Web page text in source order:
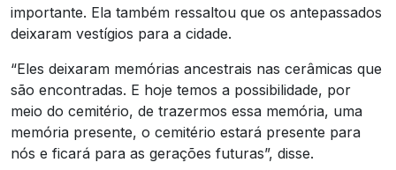
importante. Ela também ressaltou que os antepassados
deixaram vestígios para a cidade.
“Eles deixaram memórias ancestrais nas cerâmicas que
são encontradas. E hoje temos a possibilidade, por
meio do cemitério, de trazermos essa memória, uma
memória presente, o cemitério estará presente para
nós e ficará para as gerações futuras”, disse.